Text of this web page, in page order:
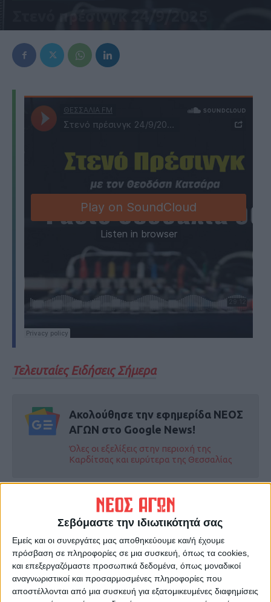
Σεβόμαστε την ιδιωτικότητά σας
Εμείς και οι συνεργάτες μας αποθηκεύουμε και/ή έχουμε
πρόσβαση σε πληροφορίες σε μια συσκευή, όπως τα cookies,
και επεξεργαζόμαστε προσωπικά δεδομένα, όπως μοναδικοί
αναγνωριστικοί και προσαρμοσμένες πληροφορίες που
αποστέλλονται από μια συσκευή για εξατομικευμένες διαφημίσεις
Τελευταίες Ειδήσεις Σήμερα
Ακολούθησε την εφημερίδα ΝΕΟΣ
ΑΓΩΝ στο Google News!
Όλες οι εξελίξεις στην περιοχή της
Καρδίτσας και ευρύτερα της Θεσσαλίας
ΠΡΟΗΓΟΥΜΕΝΟ ΑΡΘΡΟ
Τομέας Κρατικής Αρωγής με
έδρα την Καρδίτσα για τη
Δυτική Θεσσαλία
Με Ολυμπιακό την
Παρασκευή στη Ρόδο για το
Super Cup ο ΑΣΚ